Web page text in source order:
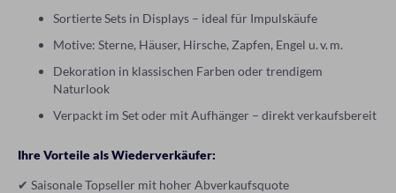
Sortierte Sets in Displays – ideal für Impulskäufe
Motive: Sterne, Häuser, Hirsche, Zapfen, Engel u. v. m.
Dekoration in klassischen Farben oder trendigem
Naturlook
Verpackt im Set oder mit Aufhänger – direkt verkaufsbereit
Ihre Vorteile als Wiederverkäufer:
✔ Saisonale Topseller mit hoher Abverkaufsquote